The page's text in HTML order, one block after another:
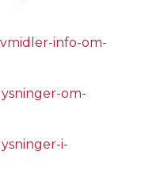
info-om-
om-
i-